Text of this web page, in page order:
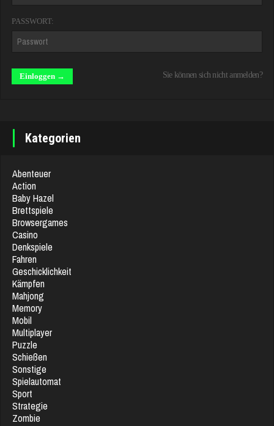
PASSWORT:
Sie können sich nicht anmelden?
Kategorien
Abenteuer
Action
Baby Hazel
Brettspiele
Browsergames
Casino
Denkspiele
Fahren
Geschicklichkeit
Kämpfen
Mahjong
Memory
Mobil
Multiplayer
Puzzle
Schießen
Sonstige
Spielautomat
Sport
Strategie
Zombie